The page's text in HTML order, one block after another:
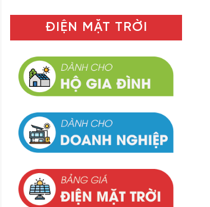
ĐIỆN MẶT TRỜI